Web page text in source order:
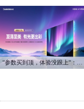
“参数买到顶，体验没跟上“：长虹追光Q70S给高端电视打了个样